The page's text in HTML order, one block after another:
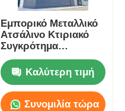
Εμπορικό Μεταλλικό
Ατσάλινο Κτιριακό
Συγκρότημα
Αποθήκης
Βιομηχανικής
Μεγάλης Κλίμακας
ODM
Καλύτερη τιμή
Συνομιλία τώρα